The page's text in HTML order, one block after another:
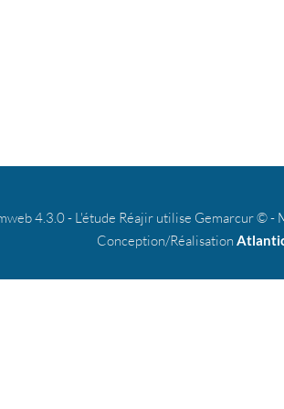
4.3.0 - L'étude Réajir utilise Gemarcur © -
Conception/Réalisation